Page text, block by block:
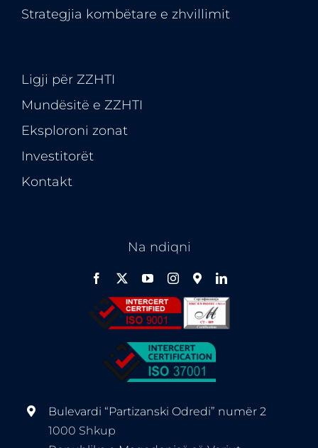
Strategjia kombëtare e zhvillimit
Ligji për ZZHTI
Mundësitë e ZZHTI
Eksploroni zonat
Investitorët
Kontakt
Na ndiqni
Bulevardi “Partizanski Odredi” numër 2
1000 Shkup